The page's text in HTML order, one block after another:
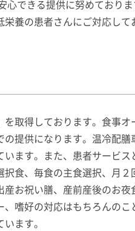
心できる提供に努めており
養の患者さんにご対応して
取得しております。食事オ
提供になります。温冷配膳
ます。また、患者サービス
食、毎食の主食選択、月２
お祝い膳、産前産後のお夜
嗜好の対応はもちろんのこ
ます。